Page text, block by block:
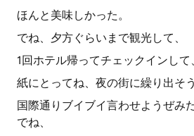
ほんと美味しかった。
でね、夕方ぐらいまで観光して、
1回ホテル帰ってチェックインして
紙にとってね、夜の街に繰り出そ
国際通りブイブイ言わせようぜみ
でね、